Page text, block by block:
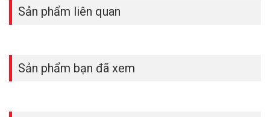
Sản phẩm liên quan
Sản phẩm bạn đã xem